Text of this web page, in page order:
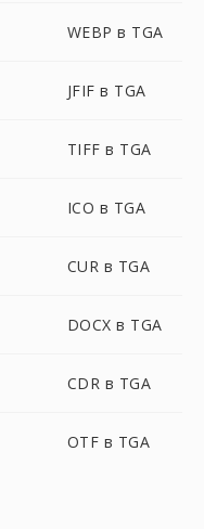
WEBP в TGA
JFIF в TGA
TIFF в TGA
ICO в TGA
CUR в TGA
DOCX в TGA
CDR в TGA
OTF в TGA